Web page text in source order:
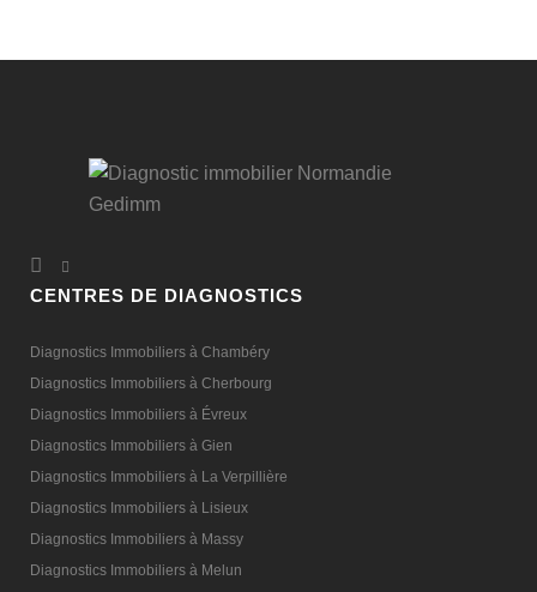
CENTRES DE DIAGNOSTICS
Diagnostics Immobiliers à Chambéry
Diagnostics Immobiliers à Cherbourg
Diagnostics Immobiliers à Évreux
Diagnostics Immobiliers à Gien
Diagnostics Immobiliers à La Verpillière
Diagnostics Immobiliers à Lisieux
Diagnostics Immobiliers à Massy
Diagnostics Immobiliers à Melun